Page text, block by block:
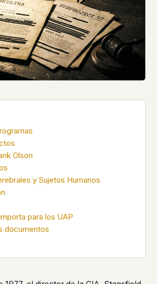
Français
runs entirely in your browser.
self-hosted. Nothing is loaded from
Amazon, Cloudflare, or any
When you visit UFOUAP, the
knows is ours.
a sighting report, we receive
you type – nothing else. No IP
idea how many people read this
where our readers come from,
they use, or whether they come
news site has this data. We
tradeoff is worth it. The UFO/UAP
government attention, and the
about it deserve to do so without
If you're a whistleblower, a
member, a Hill staffer, or just
ufouap.com (they can see this for
Olson
y Sujetos Humanos
para los UAP
documentos